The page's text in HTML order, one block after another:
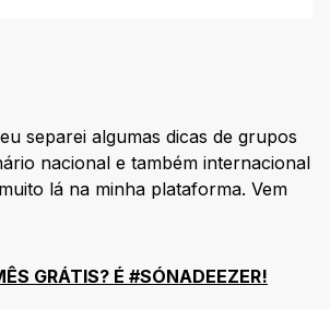
separei algumas dicas de grupos
nacional e também internacional
lá na minha plataforma. Vem
GRÁTIS? É #SÓNADEEZER!